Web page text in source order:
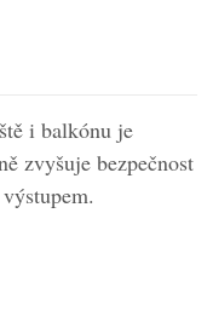
i balkónu je
zvyšuje bezpečnost